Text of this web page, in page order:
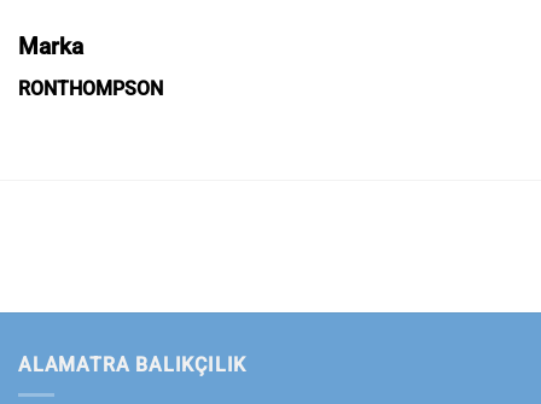
Marka
RONTHOMPSON
ALAMATRA BALIKÇILIK